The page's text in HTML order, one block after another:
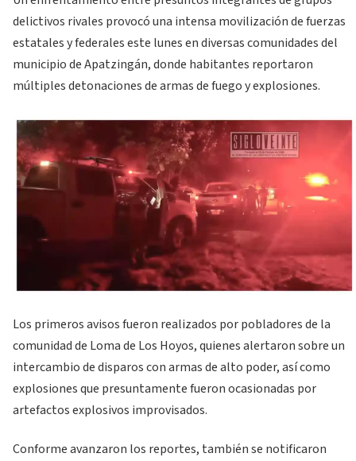
delictivos rivales provocó una intensa movilización de fuerzas
estatales y federales este lunes en diversas comunidades del
municipio de Apatzingán, donde habitantes reportaron
múltiples detonaciones de armas de fuego y explosiones.
Los primeros avisos fueron realizados por pobladores de la
comunidad de Loma de Los Hoyos, quienes alertaron sobre un
intercambio de disparos con armas de alto poder, así como
explosiones que presuntamente fueron ocasionadas por
artefactos explosivos improvisados.
Conforme avanzaron los reportes, también se notificaron